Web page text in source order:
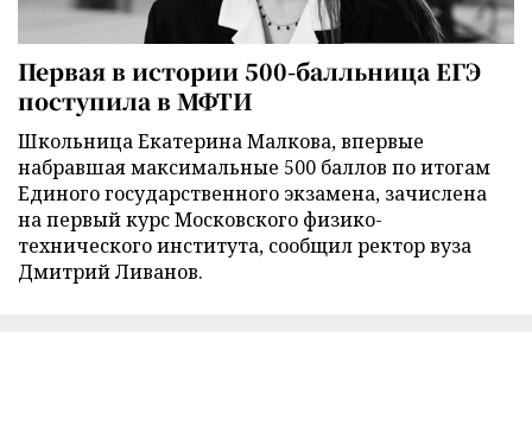
Первая в истории 500-балльница ЕГЭ
поступила в МФТИ
Школьница Екатерина Малкова, впервые
набравшая максимальные 500 баллов по итогам
Единого государственного экзамена, зачислена
на первый курс Московского физико-
технического института, сообщил ректор вуза
Дмитрий Ливанов.